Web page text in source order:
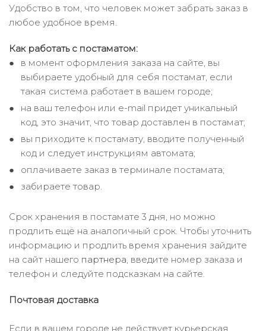
Удобство в том, что человек может забрать заказ в
любое удобное время.
Как работать с постаматом:
в момент оформления заказа на сайте, вы
выбираете удобный для себя постамат, если
такая система работает в вашем городе;
на ваш телефон или e-mail придет уникальный
код, это значит, что товар доставлен в постамат;
вы приходите к постамату, вводите полученный
код и следует инструкциям автомата;
оплачиваете заказ в терминале постамата;
забираете товар.
Срок хранения в постамате 3 дня, но можно
продлить ещё на аналогичный срок. Чтобы уточнить
информацию и продлить время хранения зайдите
на сайт нашего партнера, введите номер заказа и
телефон и следуйте подсказкам на сайте.
Почтовая доставка
Если в вашем городе не действует курьерская